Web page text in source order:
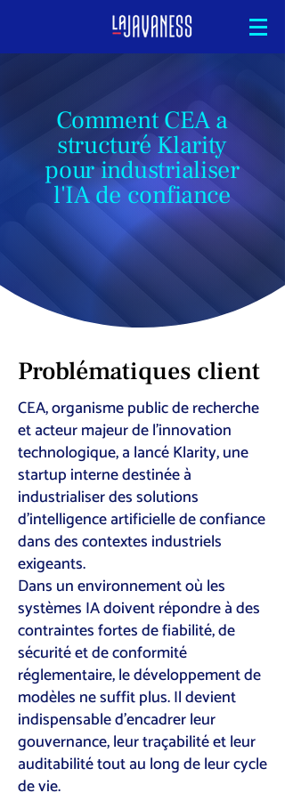
Comment CEA a
structuré Klarity
pour industrialiser
l'IA de confiance
Problématiques client
CEA, organisme public de recherche
et acteur majeur de l’innovation
technologique, a lancé Klarity, une
startup interne destinée à
industrialiser des solutions
d’intelligence artificielle de confiance
dans des contextes industriels
exigeants.
Dans un environnement où les
systèmes IA doivent répondre à des
contraintes fortes de fiabilité, de
sécurité et de conformité
réglementaire, le développement de
modèles ne suffit plus. Il devient
indispensable d’encadrer leur
gouvernance, leur traçabilité et leur
auditabilité tout au long de leur cycle
de vie.